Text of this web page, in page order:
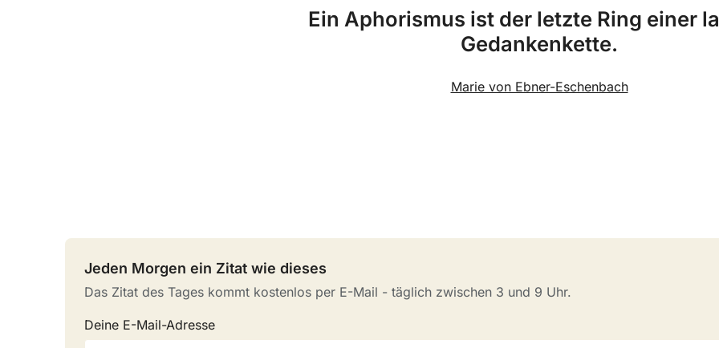
Ein Aphorismus ist der letzte Ring einer
Gedankenkette.
Marie von Ebner-Eschenbach
Jeden Morgen ein Zitat wie dieses
Das Zitat des Tages kommt kostenlos per E-Mail - täglich zwischen 3 und 9 Uhr.
Deine E-Mail-Adresse